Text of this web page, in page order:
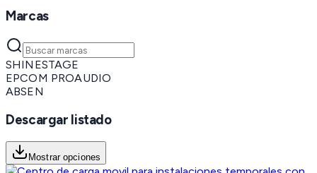
Marcas
SHINESTAGE
EPCOM PROAUDIO
ABSEN
Descargar listado
Mostrar opciones